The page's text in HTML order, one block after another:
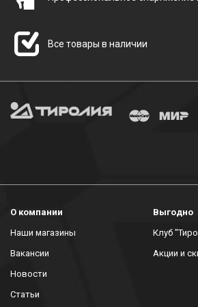
Все товары в наличии
О компании
Наши магазины
Вакансии
Новости
Статьи
Выгодно
Клуб
Акции и